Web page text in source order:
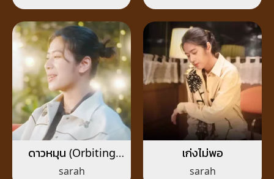
ดาวหมุน (Orbiting
Star)
sarah
เก่งไม่พอ
sarah